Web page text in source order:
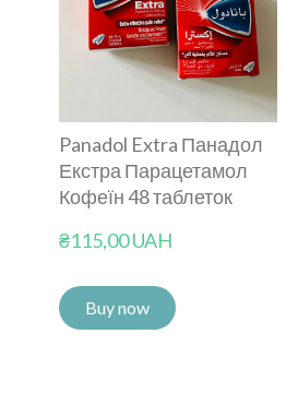
Panadol Extra Панадол
Екстра Парацетамол
Кофеїн 48 таблеток
₴115,00 UAH
Buy now